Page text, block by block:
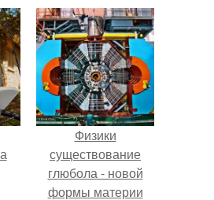
Физики
существование
глюбола - новой
формы материи